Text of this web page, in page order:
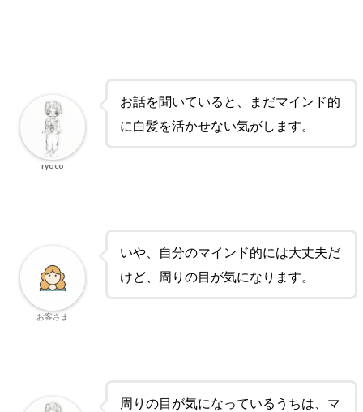
お話を聞いていると、まだマインド的
に白髪を活かせない気がします。
ryoco
いや、自分のマインド的には大丈夫だ
けど、周りの目が気になります。
お客さま
周りの目が気になっているうちは、マ